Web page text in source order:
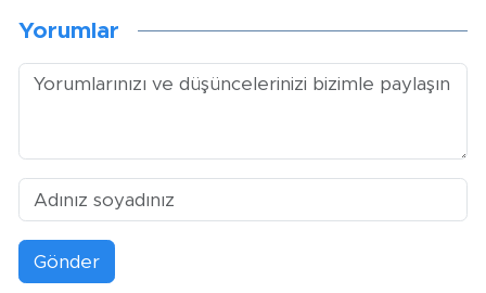
Yorumlar
Gönder